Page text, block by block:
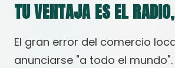
TU VENTAJA ES EL
El gran error del comercio
anunciarse "a todo el mundo".